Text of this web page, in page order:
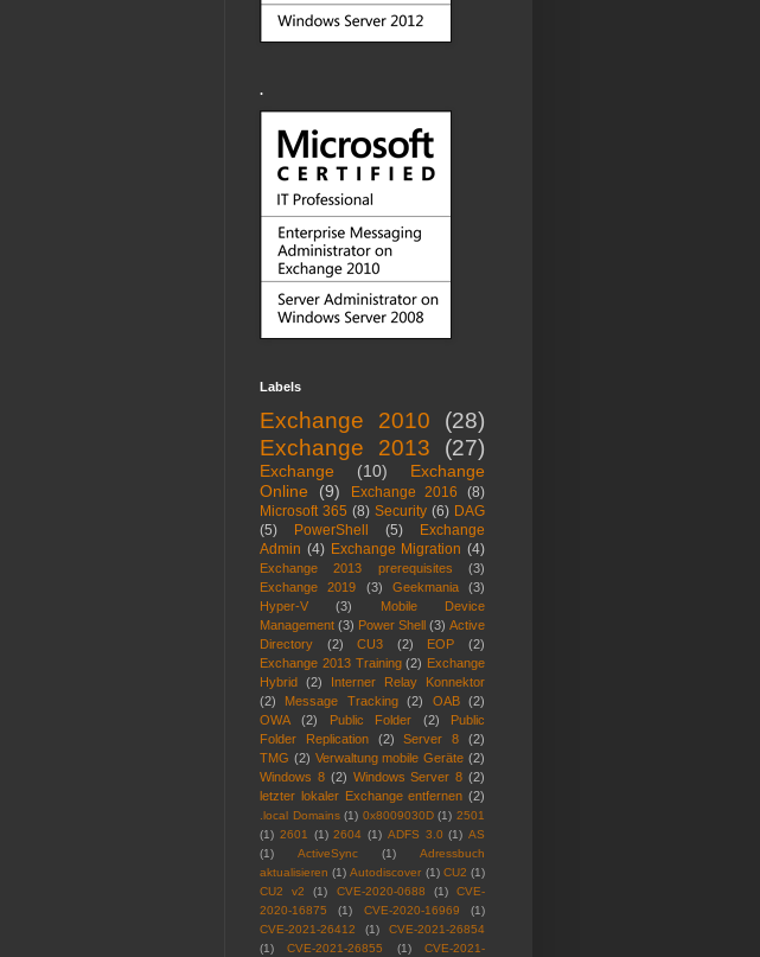
.
Labels
Exchange 2010
(28)
Exchange 2013
(27)
Exchange (10)
Exchange
Online
(9) Exchange 2016
(8)
Microsoft 365 (8) Security (6) DAG
(5)
PowerShell (5)
Exchange
Admin (4) Exchange Migration (4)
Exchange 2013 prerequisites
(3)
Exchange 2019
(3) Geekmania
(3)
Hyper-V
(3)
Mobile Device
Management (3) Power Shell (3) Active
Directory
(2) CU3 (2) EOP
(2)
Exchange 2013 Training (2) Exchange
Hybrid (2)
Interner Relay Konnektor
(2)
Message Tracking (2) OAB
(2)
OWA
(2) Public Folder (2)
Public
Folder Replication
(2) Server 8
(2)
TMG (2) Verwaltung mobile Geräte (2)
Windows 8 (2) Windows Server 8 (2)
letzter lokaler Exchange entfernen (2)
.local Domains (1) 0x8009030D (1) 2501
(1) 2601 (1) 2604 (1) ADFS 3.0 (1) AS
(1)
ActiveSync (1)
Adressbuch
aktualisieren (1) Autodiscover (1) CU2 (1)
CU2 v2
(1) CVE-2020-0688 (1)
CVE-
2020-16875
(1) CVE-2020-16969
(1)
CVE-2021-26412
(1)
CVE-2021-26854
(1)
CVE-2021-26855 (1)
CVE-2021-